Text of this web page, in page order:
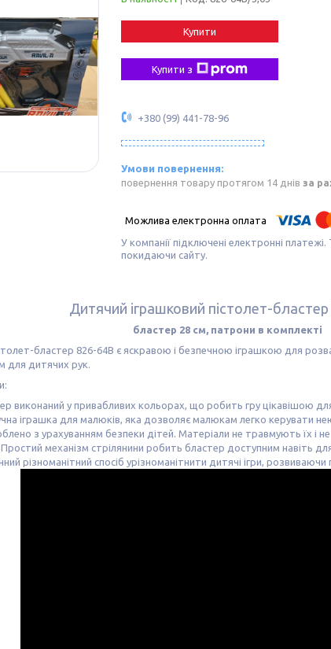
Купити
Купити з
+380 (99) 441-78-96
повернення товару протягом 14 днів за
У компанії підключені електронні
покидаючи сайту.
Дитячий іграшковий пістолет-
бластер 28 см, патрони в комплекті
бластер 826-64В є яскравою і безпечною іграшкою для
для дитячих рук.
виконаний у привабливих кольорах, що робить гру цікавішою
іграшка для малюків, яка дозволяє малюкам легко керувати
з урахуванням безпеки дітей. Матеріали не травмують їх і
механізм стрілянини робить бластер доступним навіть
різноманітний спосіб урізноманітнити дитячі ігри,